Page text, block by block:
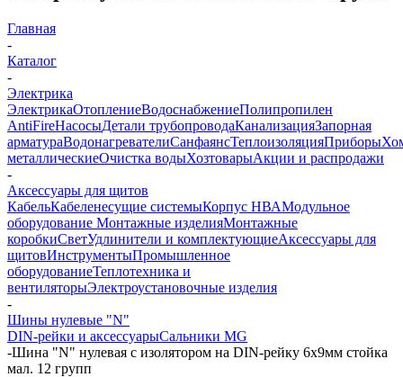
Главная
-
Каталог
-
Электрика
ЭлектрикаОтоплениеВодоснабжениеПолипропилен
AntiFireНасосыДетали трубопроводаКанализацияЗапорная
арматураВодонагревателиСанфаянсТеплоизоляцияПриборы
металлическиеОчистка водыХозтоварыАкции и распродажи
-
Аксессуары для щитов
КабельКабеленесущие системыКорпус НВАМодульное
оборудование Монтажные изделияМонтажные
коробкиСветУдлинители и комплектующиеАксессуары для
щитовИнструментыПромышленное
оборудованиеТеплотехника и
вентиляторыЭлектроустановочные изделия
-
Шины нулевые "N"
DIN-рейки и аксессуарыСальники MG
-Шина "N" нулевая с изолятором на DIN-рейку 6x9мм стойка
мал. 12 групп